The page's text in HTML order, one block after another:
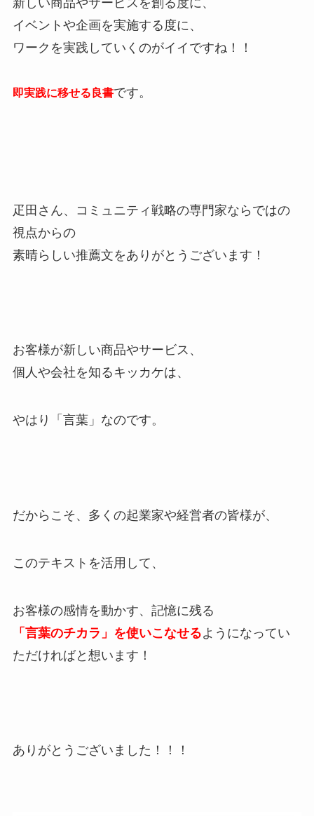
新しい商品やサービスを創る度に、
イベントや企画を実施する度に、
ワークを実践していくのがイイですね！！
即実践に移せる良書です。
疋田さん、コミュニティ戦略の専門家ならではの
視点からの
素晴らしい推薦文をありがとうございます！
お客様が新しい商品やサービス、
個人や会社を知るキッカケは、
やはり「言葉」なのです。
だからこそ、多くの起業家や経営者の皆様が、
このテキストを活用して、
お客様の感情を動かす、記憶に残る
「言葉のチカラ」を使いこなせるようになってい
ただければと想います！
ありがとうございました！！！